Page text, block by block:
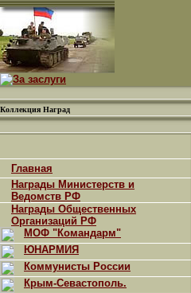
Коллекция Наград
Главная
Награды Министерств и
Ведомств РФ
Награды Общественных
Организаций РФ
МОФ "Командарм"
ЮНАРМИЯ
Коммунисты России
Крым-Севастополь.